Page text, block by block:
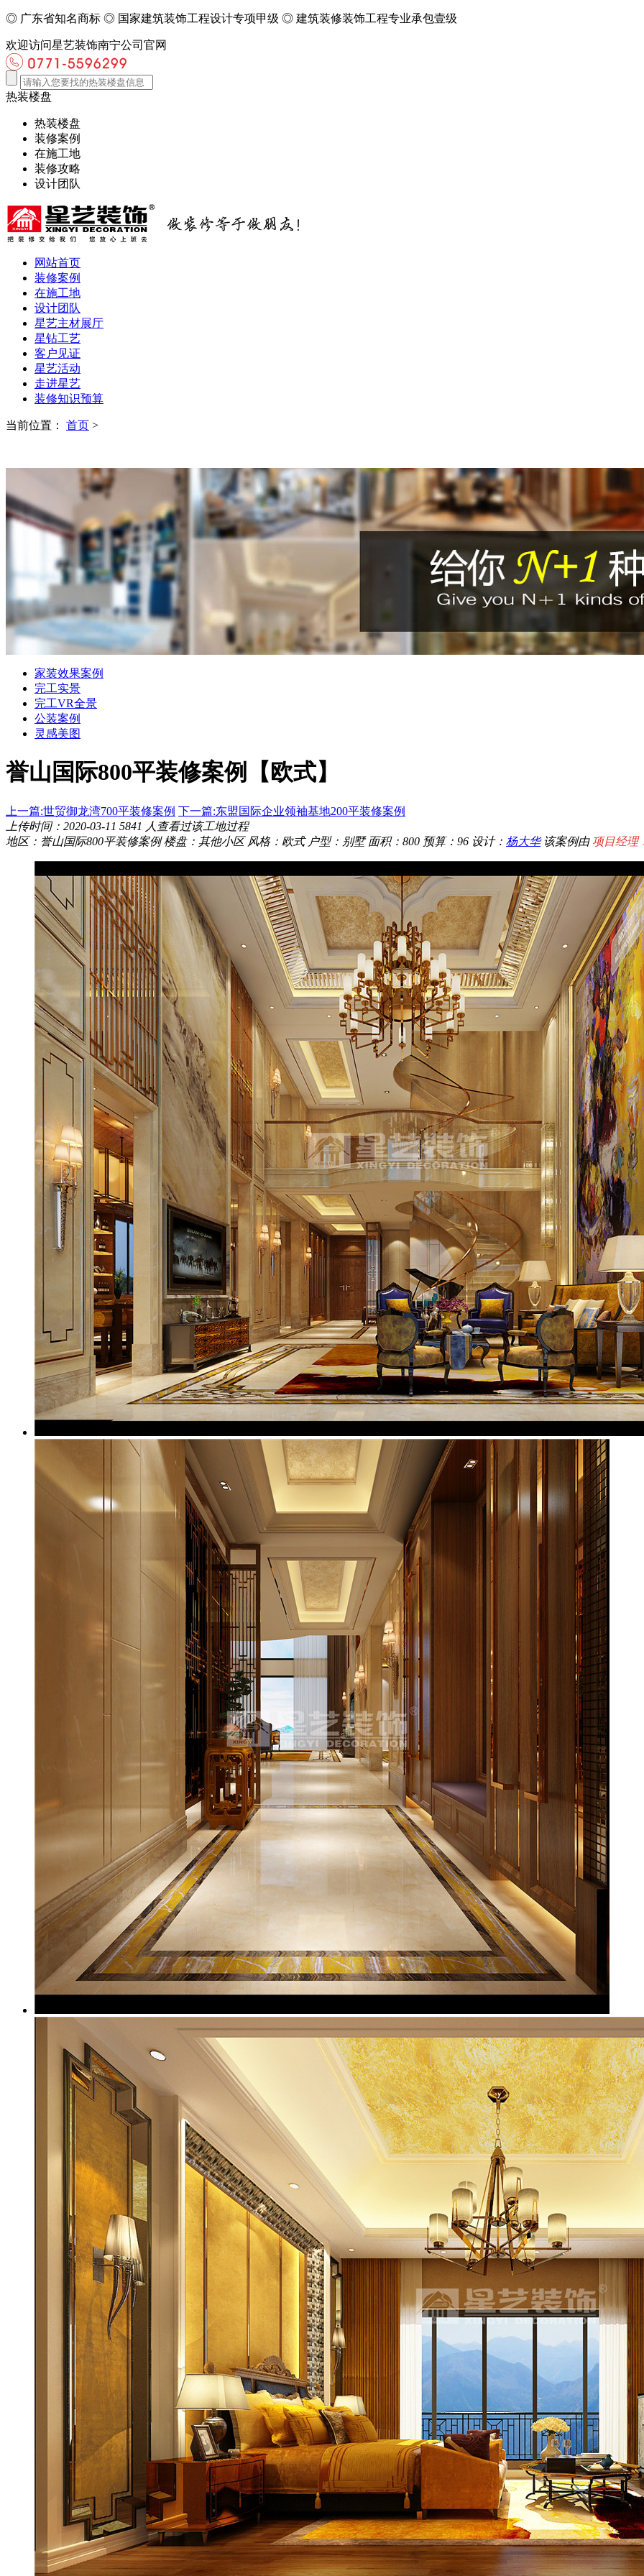
◎ 广东省知名商标 ◎ 国家建筑装饰工程设计专项甲级 ◎ 建筑装修装饰工程专业承包壹级
欢迎访问星艺装饰南宁公司官网
热装楼盘
热装楼盘
装修案例
在施工地
装修攻略
设计团队
网站首页
装修案例
在施工地
设计团队
星艺主材展厅
星钻工艺
客户见证
星艺活动
走进星艺
装修知识预算
当前位置： 首页 >
家装效果案例
完工实景
完工VR全景
公装案例
灵感美图
誉山国际800平装修案例 【欧式】
上一篇:世贸御龙湾700平装修案例 下一篇:东盟国际企业领袖基地200平装修案例
上传时间：2020-03-11 5841 人查看过该工地过程
地区：誉山国际800平装修案例 楼盘：其他小区 风格：欧式 户型：别墅 面积：800 预算：96 设计： 杨大华 该案例由 项目经理